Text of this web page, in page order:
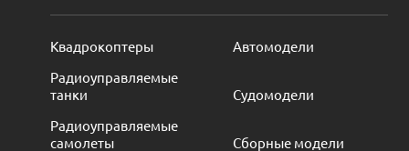
Квадрокоптеры
Автомодели
Радиоуправляемые
танки
Судомодели
Радиоуправляемые
самолеты
Сборные модели